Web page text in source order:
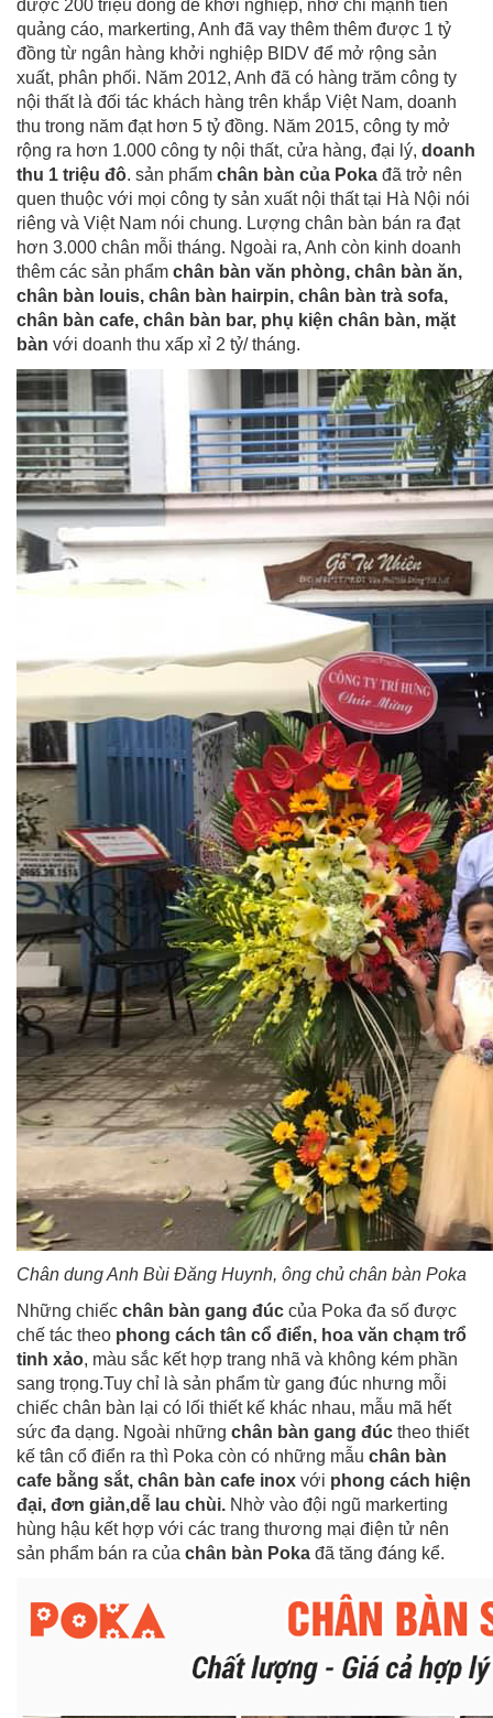
được 200 triệu đồng để khởi nghiệp, nhờ chi mạnh tiền
quảng cáo, markerting, Anh đã vay thêm thêm được 1 tỷ
đồng từ ngân hàng khởi nghiệp BIDV để mở rộng sản
xuất, phân phối. Năm 2012, Anh đã có hàng trăm công ty
nội thất là đối tác khách hàng trên khắp Việt Nam, doanh
thu trong năm đạt hơn 5 tỷ đồng. Năm 2015, công ty mở
rộng ra hơn 1.000 công ty nội thất, cửa hàng, đại lý, doanh
thu 1 triệu đô. sản phẩm chân bàn của Poka đã trở nên
quen thuộc với mọi công ty sản xuất nội thất tại Hà Nội nói
riêng và Việt Nam nói chung. Lượng chân bàn bán ra đạt
hơn 3.000 chân mỗi tháng. Ngoài ra, Anh còn kinh doanh
thêm các sản phẩm chân bàn văn phòng, chân bàn ăn,
chân bàn louis, chân bàn hairpin, chân bàn trà sofa,
chân bàn cafe, chân bàn bar, phụ kiện chân bàn, mặt
bàn với doanh thu xấp xỉ 2 tỷ/ tháng.
Chân dung Anh Bùi Đăng Huynh, ông chủ chân bàn Poka
Những chiếc chân bàn gang đúc của Poka đa số được
chế tác theo phong cách tân cổ điển, hoa văn chạm trổ
tinh xảo, màu sắc kết hợp trang nhã và không kém phần
sang trọng.Tuy chỉ là sản phẩm từ gang đúc nhưng mỗi
chiếc chân bàn lại có lối thiết kế khác nhau, mẫu mã hết
sức đa dạng. Ngoài những chân bàn gang đúc theo thiết
kế tân cổ điển ra thì Poka còn có những mẫu chân bàn
cafe bằng sắt, chân bàn cafe inox với phong cách hiện
đại, đơn giản,dễ lau chùi. Nhờ vào đội ngũ markerting
hùng hậu kết hợp với các trang thương mại điện tử nên
sản phẩm bán ra của chân bàn Poka đã tăng đáng kể.